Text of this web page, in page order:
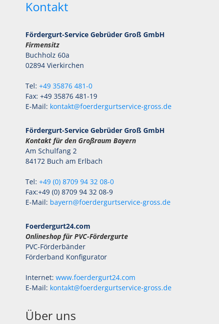
Kontakt
Fördergurt-Service Gebrüder Groß GmbH
Firmensitz
Buchholz 60a
02894 Vierkirchen
Tel: +49 35876 481-0
Fax: +49 35876 481-19
E-Mail: kontakt@foerdergurtservice-gross.de
Fördergurt-Service Gebrüder Groß GmbH
Kontakt für den Großraum Bayern
Am Schulfang 2
84172 Buch am Erlbach
Tel: +49 (0) 8709 94 32 08-0
Fax:+49 (0) 8709 94 32 08-9
E-Mail: bayern@foerdergurtservice-gross.de
Foerdergurt24.com
Onlineshop für PVC-Fördergurte
PVC-Förderbänder
Förderband Konfigurator
Internet: www.foerdergurt24.com
E-Mail: kontakt@foerdergurtservice-gross.de
Über uns